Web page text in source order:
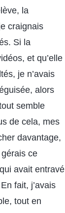
la
craignais
Si la
et qu’elle
je n’avais
alors
semble
de cela, mes
davantage,
ce
avait entravé
fait, j’avais
tout en